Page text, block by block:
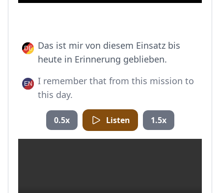
Das ist mir von diesem Einsatz bis
heute in Erinnerung geblieben.
I remember that from this mission to
this day.
0.5x Listen 1.5x